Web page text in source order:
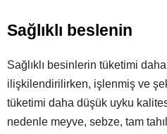
Sağlıklı beslenin
Sağlıklı besinlerin tüketimi
ilişkilendirilirken, işlenmiş ve
tüketimi daha düşük uyku
nedenle meyve, sebze, tam